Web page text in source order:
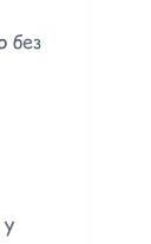
без